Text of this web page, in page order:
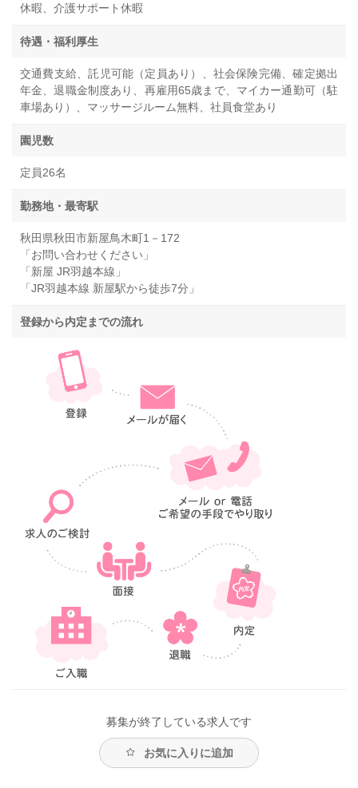
休暇、介護サポート休暇
待遇・福利厚生
交通費支給、託児可能（定員あり）、社会保険完備、確定拠出
年金、退職金制度あり、再雇用65歳まで、マイカー通勤可（駐
車場あり）、マッサージルーム無料、社員食堂あり
園児数
定員26名
勤務地・最寄駅
秋田県秋田市新屋鳥木町1－172
「お問い合わせください」
「新屋 JR羽越本線」
「JR羽越本線 新屋駅から徒歩7分」
登録から内定までの流れ
募集が終了している求人です
お気に入りに追加